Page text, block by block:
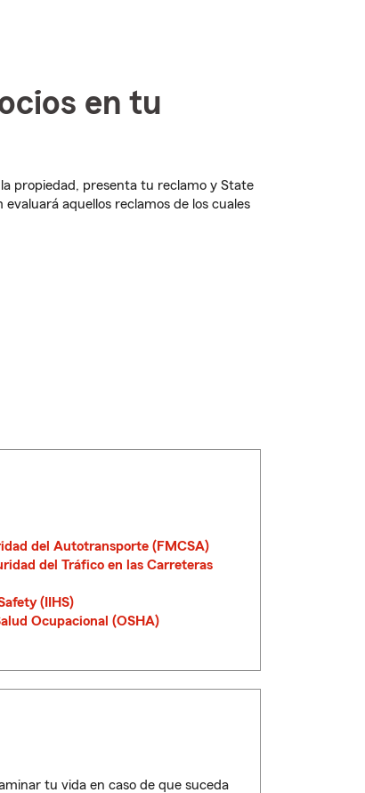
en tu
propiedad, presenta tu reclamo y State
aquellos reclamos de los cuales
del Autotransporte (FMCSA)
del Tráfico en las Carreteras
(IIHS)
Ocupacional (OSHA)
tu vida en caso de que suceda